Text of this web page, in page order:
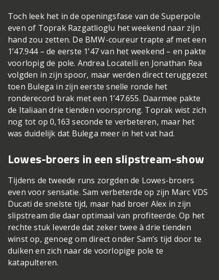
Toch leek het in de openingsfase van de Superpole
even of Toprak Razgatlioglu het weekend naar zijn
hand zou zetten. De BMW-coureur trapte af met een
1’47.944 – de eerste 1’47 van het weekend – en pakte
voorlopig de pole. Andrea Locatelli en Jonathan Rea
volgden in zijn spoor, maar werden direct teruggezet
toen Bulega in zijn eerste snelle ronde het
ronderecord brak met een 1’47.655. Daarmee pakte
de Italiaan drie tienden voorsprong. Toprak wist zich
nog tot op 0,163 seconde te verbeteren, maar het
was duidelijk dat Bulega meer in het vat had.
Lowes-broers in een slipstream-show
Tijdens de tweede runs zorgden de Lowes-broers
even voor sensatie. Sam verbeterde op zijn Marc VDS
Ducati de snelste tijd, maar had broer Alex in zijn
slipstream die daar optimaal van profiteerde. Op het
rechte stuk leverde dat zeker twee à drie tienden
winst op, genoeg om direct onder Sam’s tijd door te
duiken en zich naar de voorlopige pole te
katapulteren.